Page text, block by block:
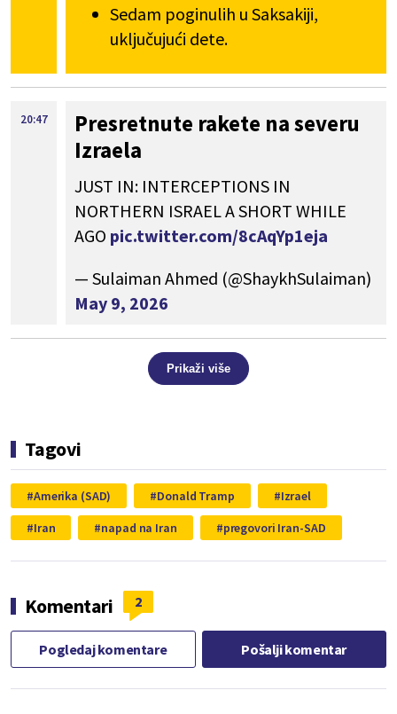
Sedam poginulih u Saksakiji,
uključujući dete.
20:47
Presretnute rakete na severu
Izraela
JUST IN: INTERCEPTIONS IN
NORTHERN ISRAEL A SHORT WHILE
AGO pic.twitter.com/8cAqYp1eja
— Sulaiman Ahmed (@ShaykhSulaiman)
May 9, 2026
Prikaži više
Tagovi
Amerika (SAD) Donald Tramp
Izrael
Iran
napad na Iran pregovori Iran-SAD
Komentari 2
Pogledaj komentare Pošalji komentar